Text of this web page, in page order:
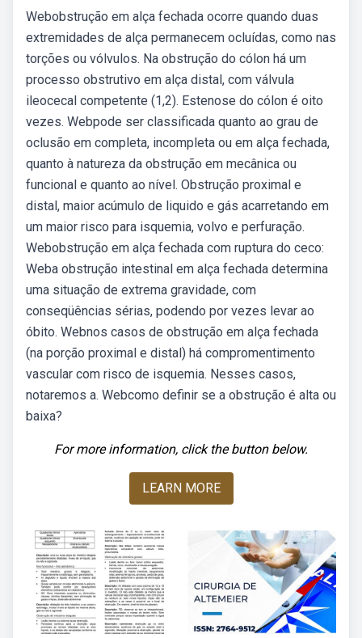
Webobstrução em alça fechada ocorre quando duas
extremidades de alça permanecem ocluídas, como nas
torções ou vólvulos. Na obstrução do cólon há um
processo obstrutivo em alça distal, com válvula
ileocecal competente (1,2). Estenose do cólon é oito
vezes. Webpode ser classificada quanto ao grau de
oclusão em completa, incompleta ou em alça fechada,
quanto à natureza da obstrução em mecânica ou
funcional e quanto ao nível. Obstrução proximal e
distal, maior acúmulo de liquido e gás acarretando em
um maior risco para isquemia, volvo e perfuração.
Webobstrução em alça fechada com ruptura do ceco:
Weba obstrução intestinal em alça fechada determina
uma situação de extrema gravidade, com
conseqüências sérias, podendo por vezes levar ao
óbito. Webnos casos de obstrução em alça fechada
(na porção proximal e distal) há compromentimento
vascular com risco de isquemia. Nesses casos,
notaremos a. Webcomo definir se a obstrução é alta ou
baixa?
For more information, click the button below.
LEARN MORE